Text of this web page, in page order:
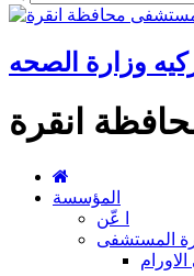
وزارة الصحه
انقرة
المؤسسة
ا عّن
المستشفى